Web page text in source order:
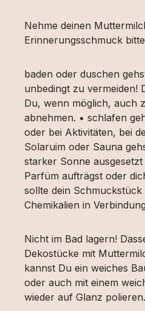
Nehme deinen
Erinnerungsschmuck
baden oder duschen
unbedingt zu vermeiden!
Du, wenn möglich, auch
abnehmen. • schlafen
oder bei Aktivitäten, bei
Solaruim oder Sauna
starker Sonne
Parfüm aufträgst oder
sollte dein
Chemikalien in
Nicht im Bad lagern!
Dekostücke mit
kannst Du ein weiches
oder auch mit einem
wieder auf Glanz polieren.